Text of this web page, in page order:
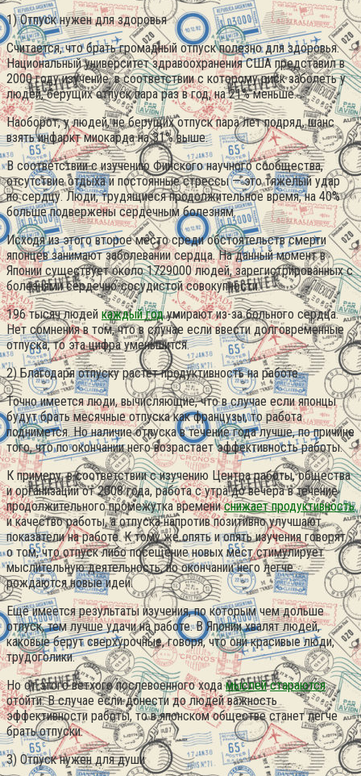
1) Отпуск нужен для здоровья
Считается, что брать громадный отпуск полезно для здоровья.
Национальный университет здравоохранения США представил в
2000 году изучение, в соответствии с которому риск заболеть у
людей, берущих отпуск пара раз в год, на 21% меньше.
Наоборот, у людей, не берущих отпуск пара лет подряд, шанс
взять инфаркт миокарда на 31% выше.
В соответствии с изучению Финского научного сообщества,
отсутствие отдыха и постоянные стрессы — это тяжелый удар
по сердцу. Люди, трудящиеся продолжительное время, на 40%
больше подвержены сердечным болезням.
Исходя из этого второе место среди обстоятельств смерти
японцев занимают заболевании сердца. На данный момент в
Японии существует около 1729000 людей, зарегистрированных с
болезнями сердечно-сосудистой совокупности.
196 тысяч людей каждый годумирают из-за больного сердца.
Нет сомнения в том, что в случае если ввести долговременные
отпуска, то эта цифра уменьшится.
2) Благодаря отпуску растёт продуктивность на работе
Точно имеется люди, вычисляющие, что в случае если японцы
будут брать месячные отпуска как французы, то работа
поднимется. Но наличие отпуска в течение года лучше, по причине
того, что по окончании него возрастает эффективность работы.
К примеру, в соответствии с изучению Центра работы, общества
и организации от 2008 года, работа с утра до вечера в течение
продолжительного промежутка времениснижает продуктивность
и качество работы, а отпуска напротив позитивно улучшают
показатели на работе. К тому же опять и опять изучения говорят
о том, что отпуск либо посещение новых мест стимулирует
мыслительную деятельность, по окончании него легче
рождаются новые идеи.
Ещё имеется результаты изучения, по которым чем дольше
отпуск, тем лучше удачи на работе. В Японии хвалят людей,
каковые берут сверхурочные, говоря, что они красивые люди,
трудоголики.
Но от этого ветхого послевоенного ходамыслей стараются
отойти. В случае если донести до людей важность
эффективности работы, то в японском обществе станет легче
брать отпуски.
3) Отпуск нужен для души